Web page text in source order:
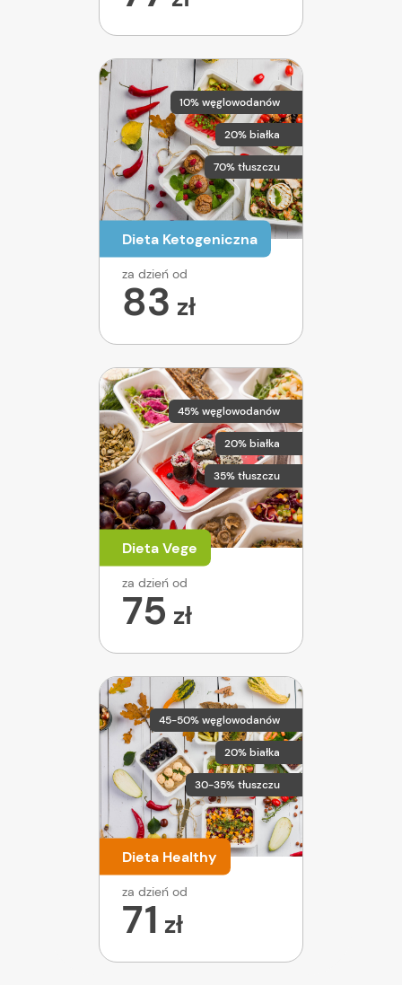
10% węglowodanów
20% białka
70% tłuszczu
Dieta Ketogeniczna
za dzień od
83 zł
45% węglowodanów
20% białka
35% tłuszczu
Dieta Vege
za dzień od
75 zł
45-50% węglowodanów
20% białka
30-35% tłuszczu
Dieta Healthy
za dzień od
71 zł